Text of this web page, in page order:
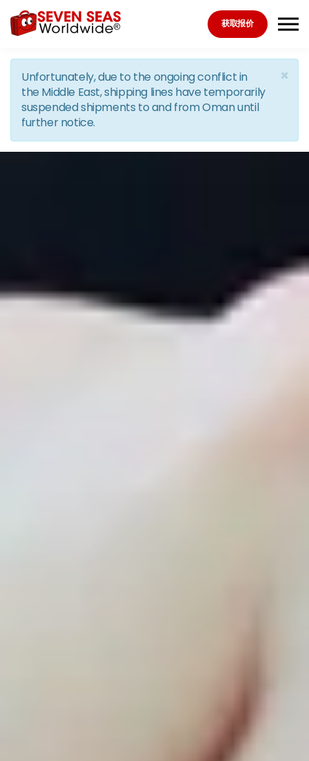
Skip to the content
获取报价
×
Unfortunately, due to the ongoing conflict in
the Middle East, shipping lines have temporarily
suspended shipments to and from Oman until
further notice.